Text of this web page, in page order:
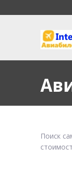
Поиск